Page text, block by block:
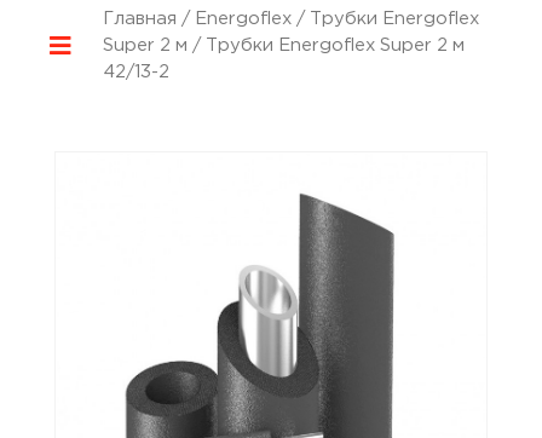
Главная / Energoflex/
Трубки Energoflex
Super 2 м / Трубки Energoflex Super 2 м
42/13-2